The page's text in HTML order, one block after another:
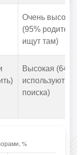
Очень высокая
(95% родителей
ищут там)
Высокая (64%
используют для
поиска)